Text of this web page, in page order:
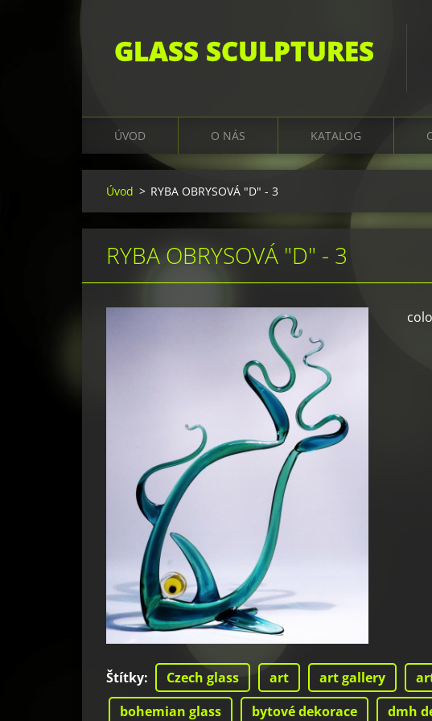
GLASS SCULPTURES
ÚVOD O NÁS KATALOG
Úvod > RYBA OBRYSOVÁ "D" - 3
RYBA OBRYSOVÁ "D" - 3
Štítky: Czech glass art art gallery
bohemian glass
bytové dekorace dmh